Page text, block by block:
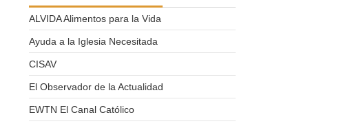
ALVIDA Alimentos para la Vida
Ayuda a la Iglesia Necesitada
CISAV
El Observador de la Actualidad
EWTN El Canal Católico